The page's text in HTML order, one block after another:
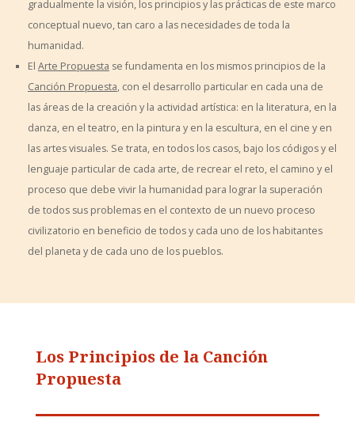
gradualmente la visión, los principios y las prácticas de este marco
conceptual nuevo, tan caro a las necesidades de toda la
humanidad.
El Arte Propuesta se fundamenta en los mismos principios de la
Canción Propuesta, con el desarrollo particular en cada una de
las áreas de la creación y la actividad artística: en la literatura, en la
danza, en el teatro, en la pintura y en la escultura, en el cine y en
las artes visuales. Se trata, en todos los casos, bajo los códigos y el
lenguaje particular de cada arte, de recrear el reto, el camino y el
proceso que debe vivir la humanidad para lograr la superación
de todos sus problemas en el contexto de un nuevo proceso
civilizatorio en beneficio de todos y cada uno de los habitantes
del planeta y de cada uno de los pueblos.
Los Principios de la Canción
Propuesta